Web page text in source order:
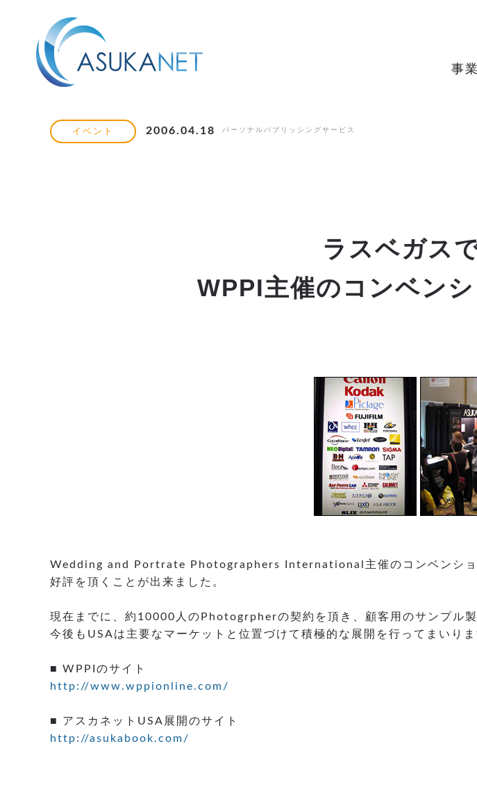
事
イベント 2006.04.18 パーソナルパブリッシングサービス
ラスベガス
WPPI主催のコンベン
Wedding and Portrate Photographers International主催のコンベンショ
好評を頂くことが出来ました。
現在までに、約10000人のPhotogrpherの契約を頂き、顧客用のサンプル
今後もUSAは主要なマーケットと位置づけて積極的な展開を行ってまいりま
■ WPPIのサイト
http://www.wppionline.com/
■ アスカネットUSA展開のサイト
http://asukabook.com/